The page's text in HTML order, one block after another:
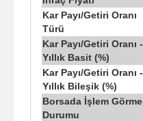
Kar Payı/Getiri Oranı
Türü
Kar Payı/Getiri Oranı -
Yıllık Basit (%)
Kar Payı/Getiri Oranı -
Yıllık Bileşik (%)
Borsada İşlem Görme
Durumu